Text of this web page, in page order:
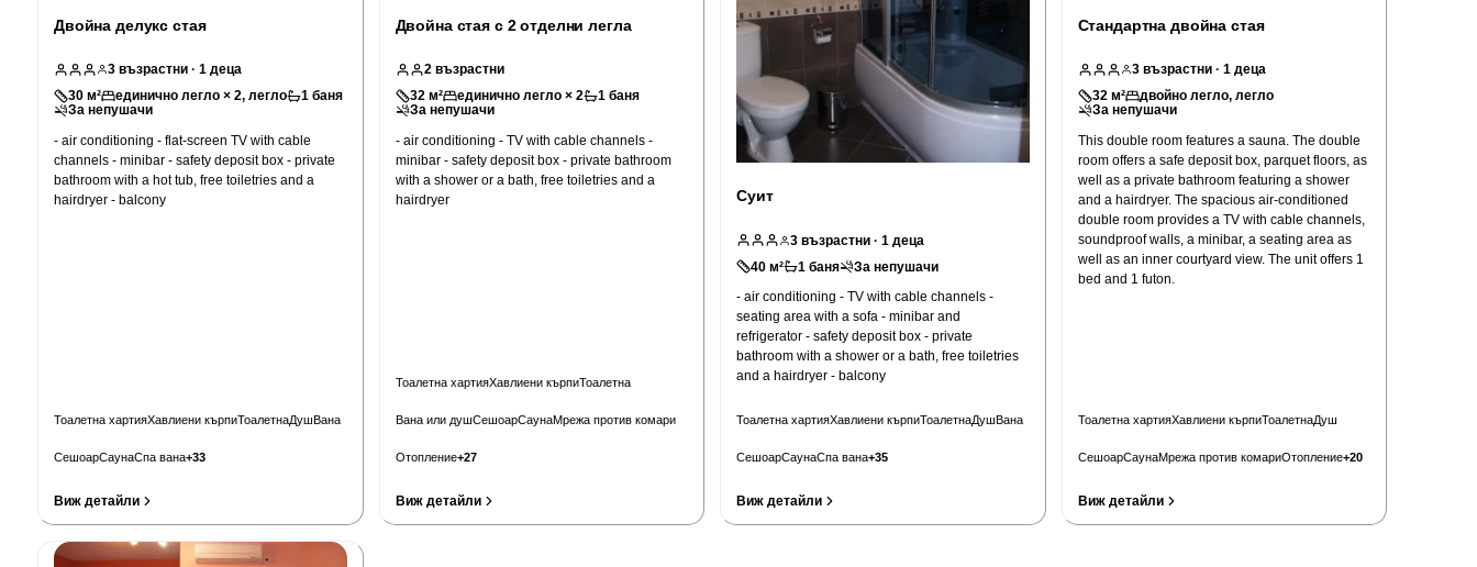
Двойна делукс стая
3 възрастни · 1 деца
30 м² единично легло × 2, легло 1 баня
За непушачи
- air conditioning - flat-screen TV with cable
channels - minibar - safety deposit box - private
bathroom with a hot tub, free toiletries and a
hairdryer - balcony
Тоалетна хартияХавлиени кърпиТоалетнаДуш Вана
СешоарСаунаСпа вана+33
Виж детайли
Двойна стая с 2 отделни легла
2 възрастни
32 м² единично легло × 2 1 баня
За непушачи
- air conditioning - TV with cable channels -
minibar - safety deposit box - private bathroom
with a shower or a bath, free toiletries and a
hairdryer
Тоалетна хартияХавлиени кърпиТоалетна
Вана или душСешоарСаунаМрежа против комари
Отопление+27
Виж детайли
Суит
3 възрастни · 1 деца
40 м² 1 баня За непушачи
- air conditioning - TV with cable channels -
seating area with a sofa - minibar and
refrigerator - safety deposit box - private
bathroom with a shower or a bath, free toiletries
and a hairdryer - balcony
Тоалетна хартияХавлиени кърпиТоалетнаДуш Вана
СешоарСаунаСпа вана+35
Виж детайли
Стандартна двойна стая
3 възрастни· 1 деца
32 м²
двойно легло, легло
За непушачи
This double room features a sauna. The double
room offers a safe deposit box, parquet floors, as
well as a private bathroom featuring a shower
and a hairdryer. The spacious air-conditioned
double room provides a TV with cable channels,
soundproof walls, a minibar, a seating area as
well as an inner courtyard view. The unit offers 1
bed and 1 futon.
Тоалетна хартияХавлиени кърпиТоалетнаДуш
СешоарСаунаМрежа против комариОтопление+20
Виж детайли